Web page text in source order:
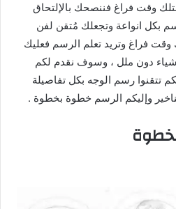
وقت فراغ فننصحك بالإلتحاق
بكل انواعة وتجعلك مُتقن لفن
فراغ وتريد تعلم الرسم فعليك
دون ملل ، وسوف نقدم لكم
تتقنوا رسم الوجه بكل تفاصيلة
وإليكم الرسم خطوة بخطوة .